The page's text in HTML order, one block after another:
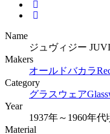
Name
ジュヴィジー
Makers
オールドバカラ
Category
グラスウェア
Year
1937年～1960年代
Material